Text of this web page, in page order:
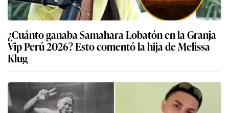
¿Cuánto ganaba Samahara Lobatón en la Granja
Vip Perú 2026? Esto comentó la hija de Melissa
Klug